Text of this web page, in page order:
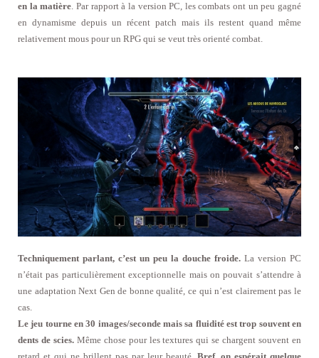
en la matière. Par rapport à la version PC, les combats ont un peu gagné
en dynamisme depuis un récent patch mais ils restent quand même
relativement mous pour un RPG qui se veut très orienté combat.
Techniquement parlant, c’est un peu la douche froide. La version PC
n’était pas particulièrement exceptionnelle mais on pouvait s’attendre à
une adaptation Next Gen de bonne qualité, ce qui n’est clairement pas le
cas.
Le jeu tourne en 30 images/seconde mais sa fluidité est trop souvent en
dents de scies.Même chose pour les textures qui se chargent souvent en